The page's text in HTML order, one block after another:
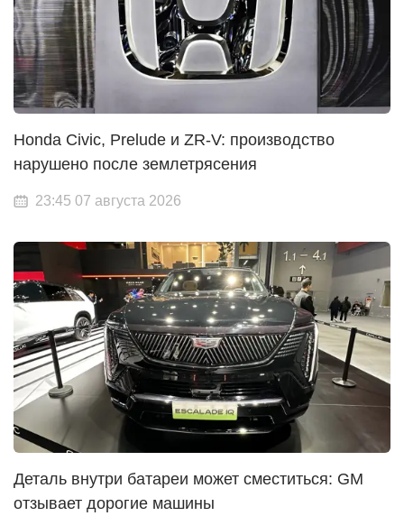
Honda Civic, Prelude и ZR-V: производство
нарушено после землетрясения
23:45 07 августа 2026
Деталь внутри батареи может сместиться: GM
отзывает дорогие машины